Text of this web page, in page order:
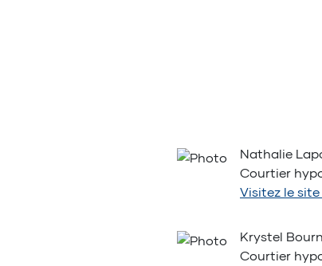
Nathalie
Courtier
Visitez le site
Krystel
Courtier